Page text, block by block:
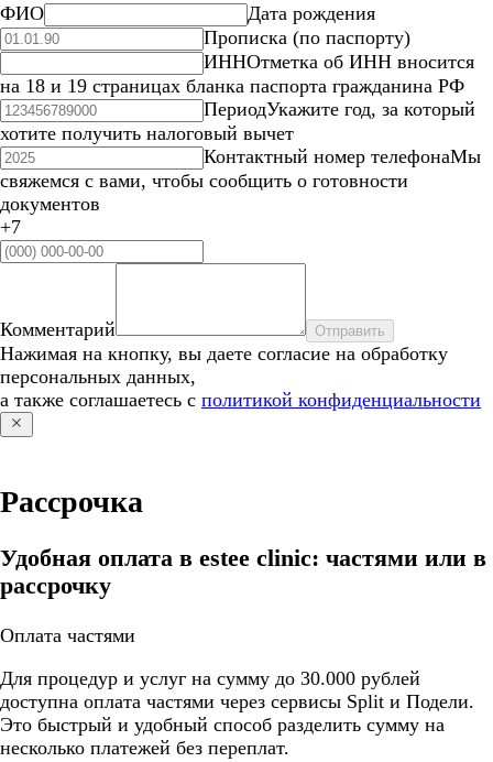
ФИО
Дата рождения
Прописка (по паспорту)
ИННОтметка об ИНН вносится
на 18 и 19 страницах бланка паспорта гражданина РФ
ПериодУкажите год, за который
хотите получить налоговый вычет
Контактный номер телефонаМы
свяжемся с вами, чтобы сообщить о готовности
документов
+7
Комментарий Отправить
Нажимая на кнопку, вы даете согласие на обработку
персональных данных,
а также соглашаетесь с политикой конфиденциальности
Рассрочка
Удобная оплата в estee clinic: частями или в
рассрочку
Оплата частями
Для процедур и услуг на сумму до 30.000 рублей
доступна оплата частями через сервисы Split и Подели.
Это быстрый и удобный способ разделить сумму на
несколько платежей без переплат.